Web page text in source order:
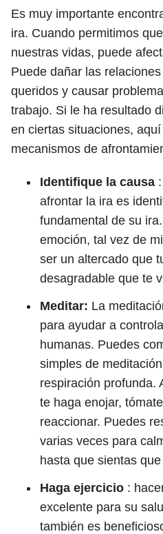
Es muy importante
ira. Cuando permitimos
nuestras vidas, puede
Puede dañar las
queridos y causar
trabajo. Si le ha resultado
en ciertas situaciones,
mecanismos de
Identifique la causa
afrontar la ira es
fundamental de su
emoción, tal vez de
ser un altercado que
desagradable que te
Meditar: La
para ayudar a
humanas. Puedes
simples de
respiración profunda.
te haga enojar,
reaccionar. Puedes
varias veces para
hasta que sientas
Haga ejercicio :
excelente para su
también es